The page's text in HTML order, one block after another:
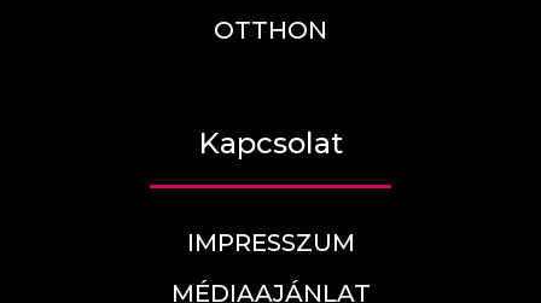
OTTHON
Kapcsolat
IMPRESSZUM
MÉDIAAJÁNLAT